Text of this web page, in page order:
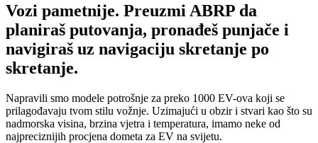
Vozi pametnije. Preuzmi ABRP da
planiraš putovanja, pronađeš punjače i
navigiraš uz navigaciju skretanje po
skretanje.
Napravili smo modele potrošnje za preko 1000 EV-ova koji se
prilagođavaju tvom stilu vožnje. Uzimajući u obzir i stvari kao što su
nadmorska visina, brzina vjetra i temperatura, imamo neke od
najpreciznijih procjena dometa za EV na svijetu.